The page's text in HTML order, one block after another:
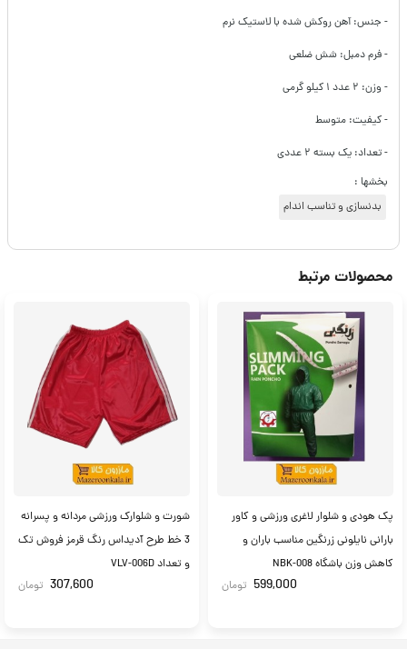
- جنس: آهن روکش شده با لاستیک نرم
- فرم دمبل: شش ضلعی
- وزن: ۲ عدد ۱ کیلو گرمی
- کیفیت: متوسط
- تعداد: یک بسته ۲ عددی
بخشها :
بدنسازی و تناسب اندام
محصولات مرتبط
پک هودی و شلوار لاغری ورزشی و کاور
بارانی نایلونی زرنگین مناسب باران و
کاهش وزن باشگاه NBK-008
599,000 تومان
شورت و شلوارک ورزشی مردانه و پسرانه
3 خط طرح آدیداس رنگ قرمز فروش تک
و تعداد VLV-006D
307,600 تومان